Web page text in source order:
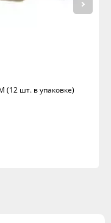
(12 шт. в упаковке)